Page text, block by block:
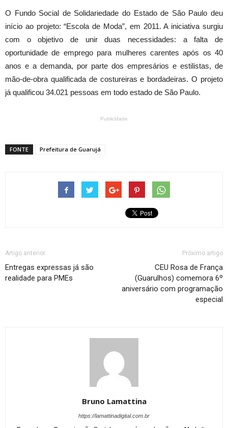
O Fundo Social de Solidariedade do Estado de São Paulo deu
início ao projeto: “Escola de Moda”, em 2011. A iniciativa surgiu
com o objetivo de unir duas necessidades: a falta de
oportunidade de emprego para mulheres carentes após os 40
anos e a demanda, por parte dos empresários e estilistas, de
mão-de-obra qualificada de costureiras e bordadeiras. O projeto
já qualificou 34.021 pessoas em todo estado de São Paulo.
Publicidade
FONTE Prefeitura de Guarujá
Artigo anterior
Entregas expressas já são
realidade para PMEs
Próximo artigo
CEU Rosa de França
(Guarulhos) comemora 6º
aniversário com programação
especial
Bruno Lamattina
https://lamattinadigital.com.br